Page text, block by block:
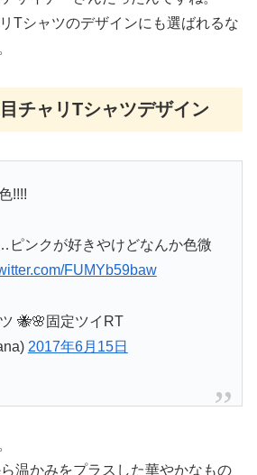
Tシャツのデザインにも選ばれるな
チャリTシャツデザイン
!!!!
ンクが好きやけどなんか色微
FUMYb59baw
🐝🌸固定ツイRT
2017年6月15日
温かみをプラスした華やかなもの